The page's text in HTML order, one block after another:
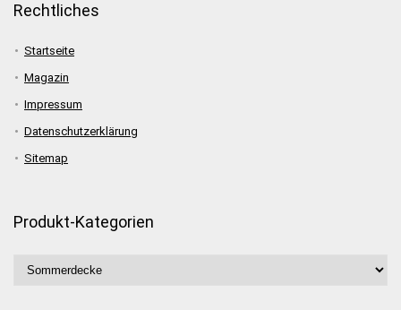
Rechtliches
Startseite
Magazin
Impressum
Datenschutzerklärung
Sitemap
Produkt-Kategorien